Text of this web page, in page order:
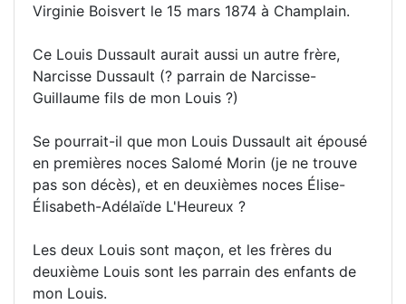
Virginie Boisvert le 15 mars 1874 à Champlain.
Ce Louis Dussault aurait aussi un autre frère,
Narcisse Dussault (? parrain de Narcisse-
Guillaume fils de mon Louis ?)
Se pourrait-il que mon Louis Dussault ait épousé
en premières noces Salomé Morin (je ne trouve
pas son décès), et en deuxièmes noces Élise-
Élisabeth-Adélaïde L'Heureux ?
Les deux Louis sont maçon, et les frères du
deuxième Louis sont les parrain des enfants de
mon Louis.